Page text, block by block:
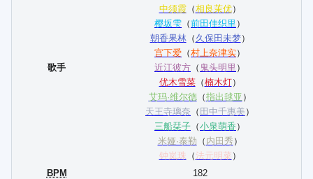
歌手
中须霞（相良茉优）
樱坂雫 （前田佳织里 ）
朝香果林（ 久保田未梦）
宫下爱 （村上奈津实）
近江彼方 （ 鬼头明里 ）
优木雪菜（楠木灯）
艾玛·维尔德（指出毬亚 ）
天王寺璃奈 （ 田中千惠美 ）
三船栞子 （小泉萌香 ）
米娅·泰勒 （ 内田秀 ）
钟岚珠 （ 法元明菜 ）
BPM
182